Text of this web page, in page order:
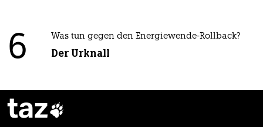
6 Was tun gegen den Energiewende-Rollback?
Der Urknall
taz